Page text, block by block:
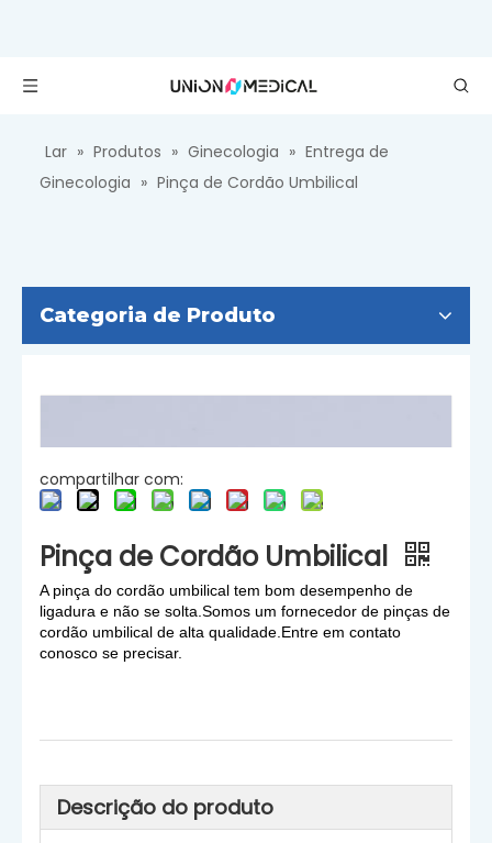
Lar » Produtos » Ginecologia » Entrega de
Ginecologia » Pinça de Cordão Umbilical
Categoria de Produto
compartilhar com:
Pinça de Cordão Umbilical
A pinça do cordão umbilical tem bom desempenho de
ligadura e não se solta.Somos um fornecedor de pinças de
cordão umbilical de alta qualidade.Entre em contato
conosco se precisar.
Descrição do produto